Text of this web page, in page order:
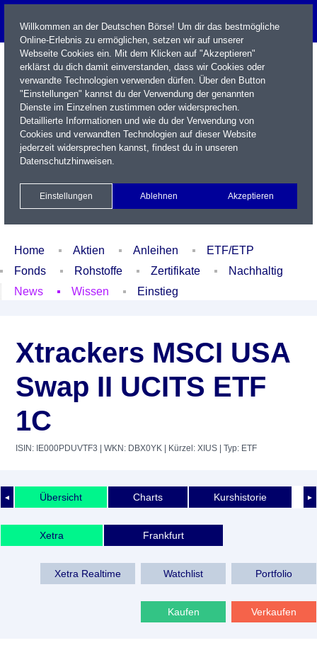
Name / WKN / ISIN / Kürzel
Xetra Realtime
Watchlist Portfolio Login
Home Aktien Anleihen
ETF/ETP
Fonds
Rohstoffe Zertifikate
Nachhaltig
News
Wissen Einstieg
Xtrackers MSCI USA
Swap II UCITS ETF
1C
ISIN: IE000PDUVTF3 | WKN: DBX0YK | Kürzel: XIUS | Typ: ETF
◄ ►
Übersicht Charts Kurshistorie
Xetra Frankfurt
Xetra Realtime Watchlist Portfolio
Kaufen Verkaufen
Willkommen an der Deutschen Börse! Um dir das bestmögliche
Online-Erlebnis zu ermöglichen, setzen wir auf unserer
Webseite Cookies ein. Mit dem Klicken auf "Akzeptieren"
erklärst du dich damit einverstanden, dass wir Cookies oder
verwandte Technologien verwenden dürfen. Über den Button
"Einstellungen" kannst du der Verwendung der genannten
Dienste im Einzelnen zustimmen oder widersprechen.
Detaillierte Informationen und wie du der Verwendung von
Cookies und verwandten Technologien auf dieser Website
jederzeit widersprechen kannst, findest du in unseren
Datenschutzhinweisen.
Einstellungen Ablehnen Akzeptieren